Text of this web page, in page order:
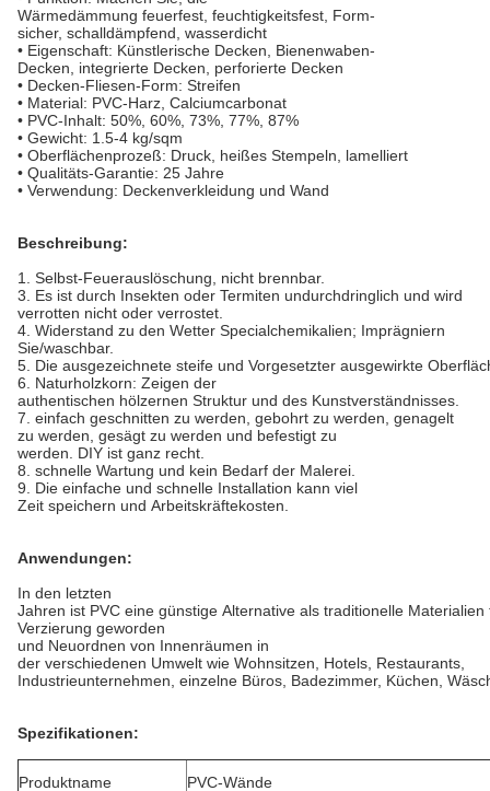
Wärmedämmung feuerfest, feuchtigkeitsfest, Form-
sicher, schalldämpfend, wasserdicht
• Eigenschaft: Künstlerische Decken, Bienenwaben-
Decken, integrierte Decken, perforierte Decken
• Decken-Fliesen-Form: Streifen
• Material: PVC-Harz, Calciumcarbonat
• PVC-Inhalt: 50%, 60%, 73%, 77%, 87%
• Gewicht: 1.5-4 kg/sqm
• Oberflächenprozeß: Druck, heißes Stempeln, lamelliert
• Qualitäts-Garantie: 25 Jahre
• Verwendung: Deckenverkleidung und Wand
Beschreibung:
1. Selbst-Feuerauslöschung, nicht brennbar.
3. Es ist durch Insekten oder Termiten undurchdringlich und wird
verrotten nicht oder verrostet.
4. Widerstand zu den Wetter Specialchemikalien; Imprägniern
Sie/waschbar.
5. Die ausgezeichnete steife und Vorgesetzter ausgewirkte
6. Naturholzkorn: Zeigen der
authentischen hölzernen Struktur und des Kunstverständnisses.
7. einfach geschnitten zu werden, gebohrt zu werden, genagelt
zu werden, gesägt zu werden und befestigt zu
werden. DIY ist ganz recht.
8. schnelle Wartung und kein Bedarf der Malerei.
9. Die einfache und schnelle Installation kann viel
Zeit speichern und Arbeitskräftekosten.
Anwendungen:
In den letzten
Jahren ist PVC eine günstige Alternative als traditionelle Materialien
Verzierung geworden
und Neuordnen von Innenräumen in
der verschiedenen Umwelt wie Wohnsitzen, Hotels, Restaurants,
Industrieunternehmen, einzelne Büros, Badezimmer, Küchen,
Spezifikationen:
Produktname PVC-Wände